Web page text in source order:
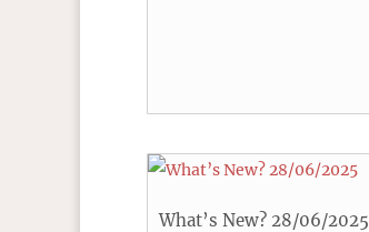
What’s New? 28/06/2025